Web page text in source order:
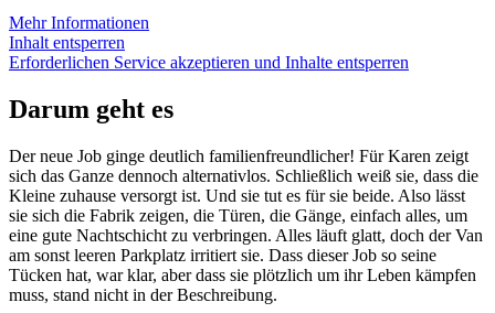
Mehr Informationen
Inhalt entsperren
Erforderlichen Service akzeptieren und Inhalte entsperren
Darum geht es
Der neue Job ginge deutlich familienfreundlicher! Für Karen zeigt
sich das Ganze dennoch alternativlos. Schließlich weiß sie, dass die
Kleine zuhause versorgt ist. Und sie tut es für sie beide. Also lässt
sie sich die Fabrik zeigen, die Türen, die Gänge, einfach alles, um
eine gute Nachtschicht zu verbringen. Alles läuft glatt, doch der Van
am sonst leeren Parkplatz irritiert sie. Dass dieser Job so seine
Tücken hat, war klar, aber dass sie plötzlich um ihr Leben kämpfen
muss, stand nicht in der Beschreibung.